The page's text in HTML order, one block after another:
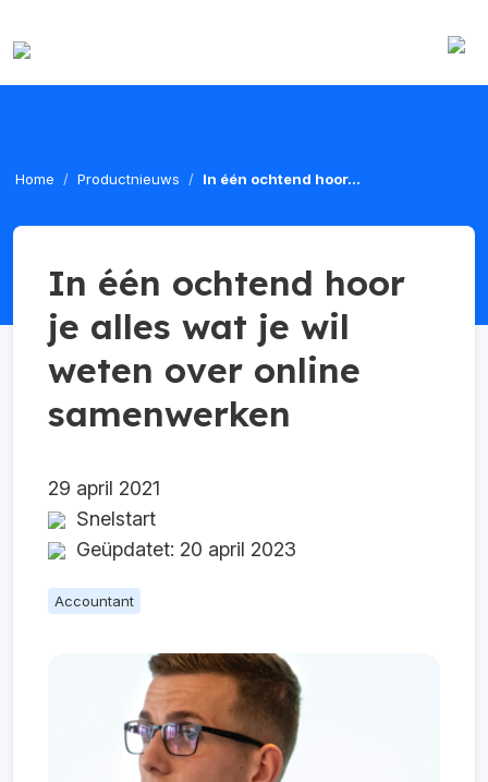
Home Productnieuws In één ochtend hoor...
In één ochtend hoor
je alles wat je wil
weten over online
samenwerken
29 april 2021
Snelstart
Geüpdatet: 20 april 2023
Accountant